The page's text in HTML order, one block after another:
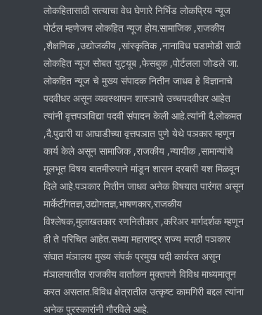
लोकहितासाठी सत्याचा वेध घेणारे निर्भिड लोकप्रिय न्यूज
पोर्टल म्हणेजच लोकहित न्यूज होय.सामाजिक ,राजकीय
,शैक्षणिक ,उद्योजकीय ,सांस्कृतिक ,नानाविध घडामोडी साठी
लोकहित न्यूज सोबत युट्यूब ,फेसबुक ,पोर्टलला जोडले जा.
लोकहित न्यूज चे मुख्य संपादक नितीन जाधव हे विज्ञानाचे
पदवीधर असून व्यवस्थापन शास्ञाचे उच्चपदवीधर आहेत
त्यांनी वृत्तपञविद्या पदवी संपादन केली आहे.त्यांनी दै.लोकमत
,दै.पुढारी या आघाडीच्या वृत्तपञात पुणे येथे पञकार म्हणून
कार्य केले असून सामाजिक ,राजकीय ,न्यायीक ,सामान्यांचे
मूलभूत विषय बातमीरुपाने मांडून शासन दरबारी यश मिळवून
दिले आहे.पञकार नितीन जाधव अनेक विषयात पारंगत असून
मार्केटींगतज्ञ,उद्योगतज्ञ,भाषणकार,राजकीय
विश्लेषक,मुलाखतकार रणनितीकार ,करिअर मार्गदर्शक म्हणून
ही ते परिचित आहेत.सध्या महाराष्ट्र राज्य मराठी पञकार
संघात मंञालय मुख्य संपर्क प्रमुख पदी कार्यरत असून
मंञालयातील राजकीय वार्तांकन मुक्तपणे विविध माध्यमातून
करत असतात.विविध क्षेत्रातील उत्कृष्ट कामगिरी बद्दल त्यांना
अनेक पुरस्कारांनी गौरविले आहे.